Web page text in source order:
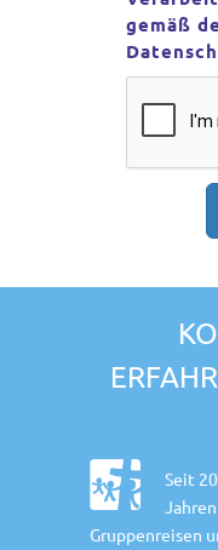
gemäß
Seit
Gruppenreisen